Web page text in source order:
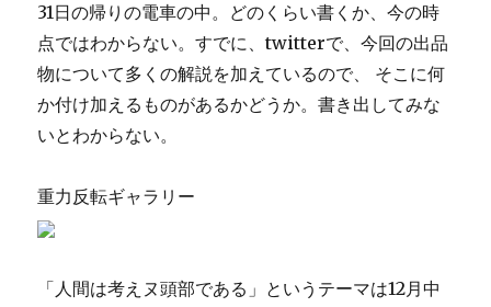
31日の帰りの電車の中。どのくらい書くか、今の時
点ではわからない。すでに、twitterで、今回の出品
物について多くの解説を加えているので、 そこに何
か付け加えるものがあるかどうか。書き出してみな
いとわからない。
重力反転ギャラリー
「人間は考えヌ頭部である」というテーマは12月中